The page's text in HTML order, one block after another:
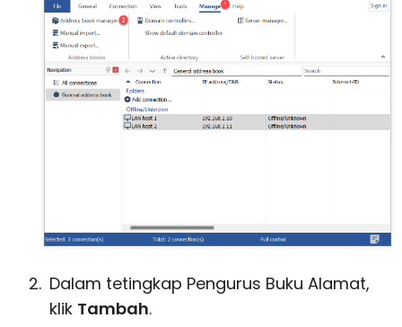
Dalam tetingkap Pengurus Buku Alamat,
klik Tambah.